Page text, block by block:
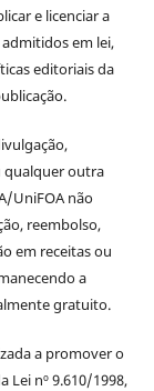
e licenciar a
em lei,
editoriais da
qualquer outra
UniFOA não
reembolso,
em receitas ou
a
gratuito.
a promover o
Lei nº 9.610/1998,